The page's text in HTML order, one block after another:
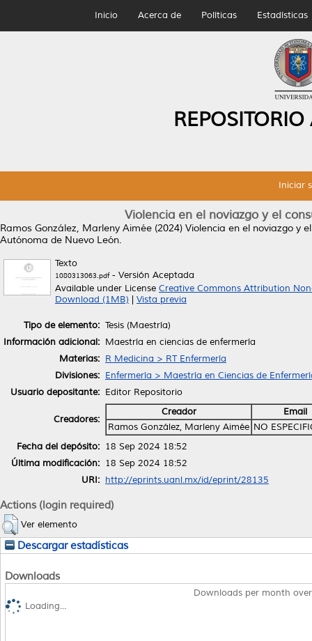
Inicio Acerca de Políticas Estadísticas
Iniciar
Violencia en el noviazgo y el
Ramos González, Marleny Aimée (2024) Violencia en el noviazgo y
Autónoma de Nuevo León.
Texto
1080313063.pdf- Versión Aceptada
Available under License Creative Commons Attribution
Download (1MB)
Vista previa
Tipo de elemento: Tesis (Maestría)
Información adicional: Maestría en ciencias de enfermería
Materias: R Medicina > RT Enfermería
Divisiones: Enfermería > Maestría en Ciencias de
Usuario depositante: Editor Repositorio
Creadores:
Creador
Email
Ramos González, Marleny Aimée NO
Fecha del depósito: 18 Sep 2024 18:52
Última modificación: 18 Sep 2024 18:52
URI: http://eprints.uanl.mx/id/eprint/28135
Actions (login required)
Ver elemento
Descargar estadísticas
Downloads
Downloads per month
Loading...